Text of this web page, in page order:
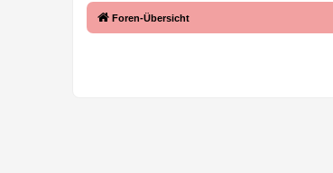
Foren-Übersicht